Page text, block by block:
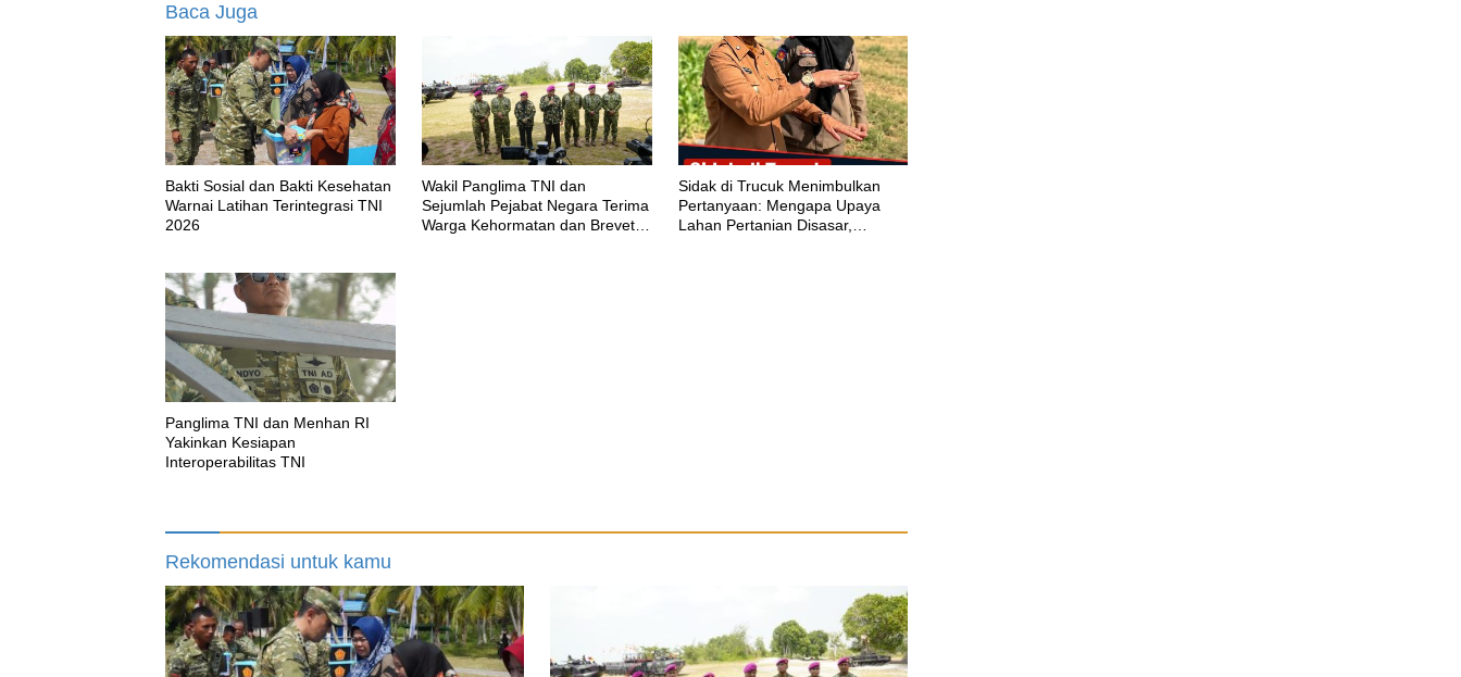
Baca Juga
Bakti Sosial dan Bakti Kesehatan
Warnai Latihan Terintegrasi TNI
2026
Wakil Panglima TNI dan
Sejumlah Pejabat Negara Terima
Warga Kehormatan dan Brevet
‎Sidak di Trucuk Menimbulkan
Pertanyaan: Mengapa Upaya
Lahan Pertanian Disasar,
Panglima TNI dan Menhan RI
Yakinkan Kesiapan
Interoperabilitas TNI
Rekomendasi untuk kamu